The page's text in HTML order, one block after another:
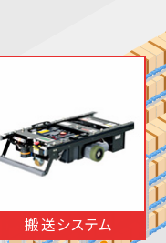
搬送システム